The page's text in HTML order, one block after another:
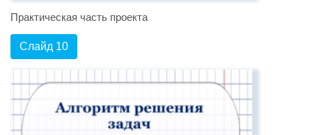
Практическая часть проекта
Слайд 10